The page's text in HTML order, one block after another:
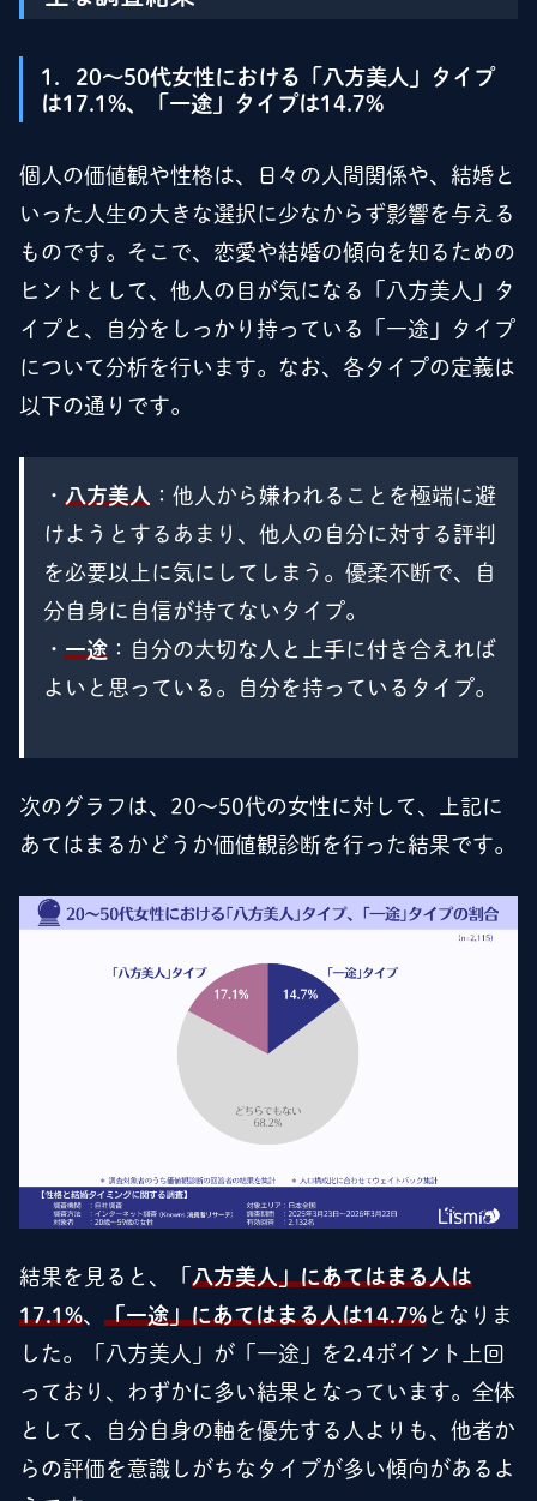
1．20～50代女性における「八方美人」タイプ
は17.1%、「一途」タイプは14.7%
個人の価値観や性格は、日々の人間関係や、結婚と
いった人生の大きな選択に少なからず影響を与える
ものです。そこで、恋愛や結婚の傾向を知るための
ヒントとして、他人の目が気になる「八方美人」タ
イプと、自分をしっかり持っている「一途」タイプ
について分析を行います。なお、各タイプの定義は
以下の通りです。
・ 八方美人 ：他人から嫌われることを極端に避
けようとするあまり、他人の自分に対する評判
を必要以上に気にしてしまう。優柔不断で、自
分自身に自信が持てないタイプ。
・ 一途 ：自分の大切な人と上手に付き合えれば
よいと思っている。自分を持っているタイプ。
次のグラフは、20～50代の女性に対して、上記に
あてはまるかどうか価値観診断を行った結果です。
結果を見ると、「 八方美人」にあてはまる人は
17.1%、 「一途」にあてはまる人は14.7% となりま
した。「八方美人」が「一途」を2.4ポイント上回
っており、わずかに多い結果となっています。全体
として、自分自身の軸を優先する人よりも、他者か
らの評価を意識しがちなタイプが多い傾向があるよ